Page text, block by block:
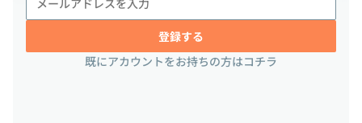
登録する
既にアカウントをお持ちの方はコチラ